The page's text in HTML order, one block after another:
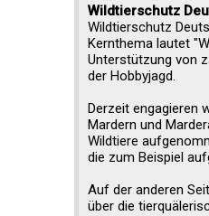
Wildtierschutz
Wildtierschutz
Kernthema lautet
Unterstützung von
der Hobbyjagd.
Derzeit engagieren
Mardern und
Wildtiere
die zum Beispiel
Auf der anderen
über die